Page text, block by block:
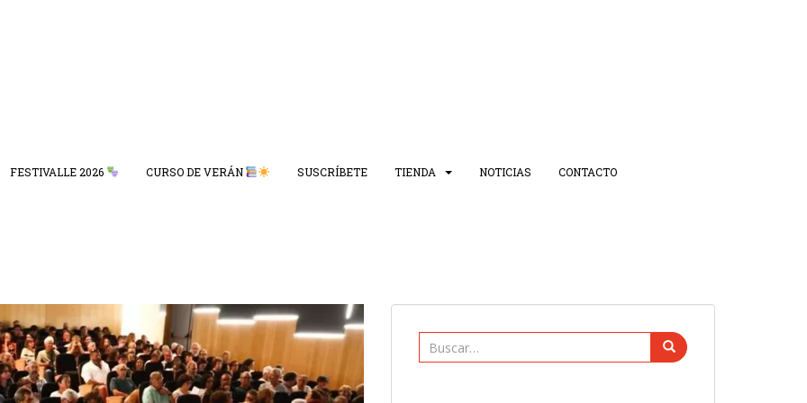
FESTIVALLE 2026 CURSO DE VERÁN SUSCRÍBETE TIENDA NOTICIAS CONTACTO
Buscar: